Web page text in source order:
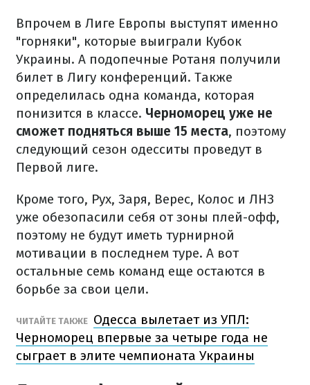
Впрочем в Лиге Европы выступят именно
"горняки", которые выиграли Кубок
Украины. А подопечные Ротаня получили
билет в Лигу конференций. Также
определилась одна команда, которая
понизится в классе. Черноморец уже не
сможет подняться выше 15 места, поэтому
следующий сезон одесситы проведут в
Первой лиге.
Кроме того, Рух, Заря, Верес, Колос и ЛНЗ
уже обезопасили себя от зоны плей-офф,
поэтому не будут иметь турнирной
мотивации в последнем туре. А вот
остальные семь команд еще остаются в
борьбе за свои цели.
ЧИТАЙТЕ ТАКЖЕ Одесса вылетает из УПЛ:
Черноморец впервые за четыре года не
сыграет в элите чемпионата Украины